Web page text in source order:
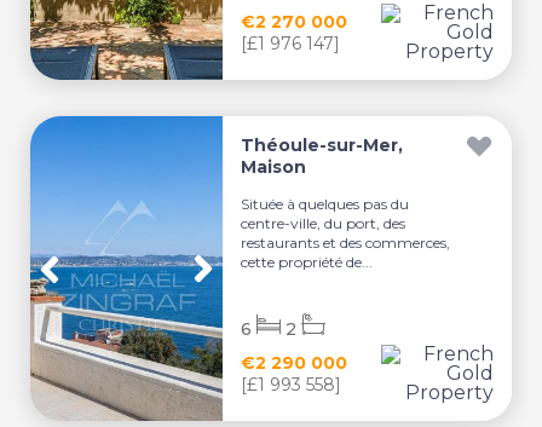
€2 270 000
[£1 976 147]
Théoule-sur-Mer,
Maison
Située à quelques pas du
centre-ville, du port, des
restaurants et des commerces,
cette propriété de...
€2 290 000
[£1 993 558]
6 2